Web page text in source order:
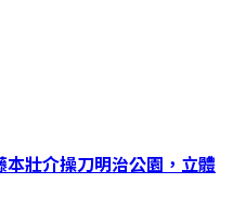
壯介操刀明治公園，立體